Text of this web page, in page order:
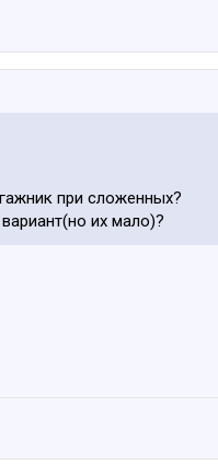
при сложенных?
их мало)?